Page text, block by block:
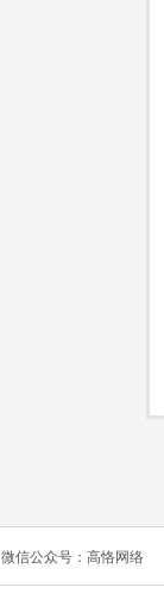
微信公众号：高恪网络